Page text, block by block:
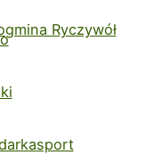
gmina Ryczywół
sport